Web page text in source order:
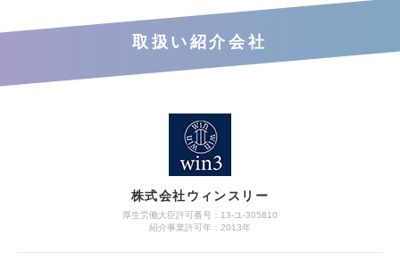
取扱い紹介会社
株式会社ウィンスリー
厚生労働大臣許可番号：13-ユ-305810
紹介事業許可年：2013年